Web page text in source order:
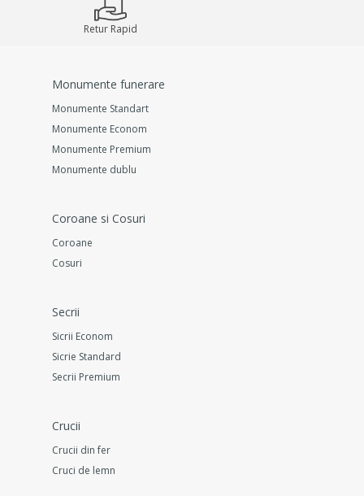
Retur Rapid
Monumente funerare
Monumente Standart
Monumente Econom
Monumente Premium
Monumente dublu
Coroane si Cosuri
Coroane
Cosuri
Secrii
Sicrii Econom
Sicrie Standard
Secrii Premium
Crucii
Crucii din fer
Cruci de lemn